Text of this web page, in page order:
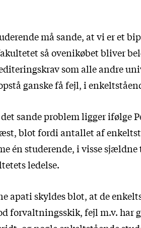
må sande, at vi er et
så ovenikøbet bliver
som alle andre
ganske få fejl, i
sande problem ligger ifølge
blot fordi antallet af
én studerende, i visse
ledelse.
apati skyldes blot, at de
forvaltningsskik, fejl m.v. har